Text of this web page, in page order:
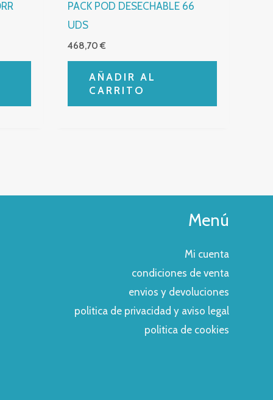
PACK POD DESECHABLE 66
UDS
468,70€
AÑADIR AL
CARRITO
Menú
Mi cuenta
condiciones de venta
envios y devoluciones
politica de privacidad y aviso legal
politica de cookies